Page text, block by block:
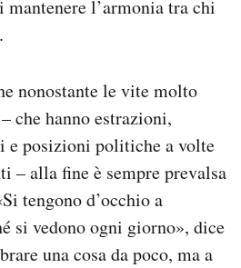
l’armonia tra chi
nonostante le vite molto
che hanno estrazioni,
e posizioni politiche a volte
– alla fine è sempre prevalsa
tengono d’occhio a
si vedono ogni giorno», dice
una cosa da poco, ma a